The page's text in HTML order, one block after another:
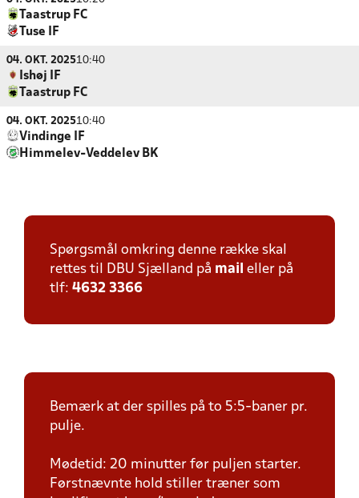
Taastrup FC
Tuse IF
04. OKT. 202510:40
Ishøj IF
Taastrup FC
04. OKT. 202510:40
Vindinge IF
Himmelev-Veddelev BK
Spørgsmål omkring denne række skal
rettes til DBU Sjælland på mail eller på
tlf: 4632 3366
Bemærk at der spilles på to 5:5-baner pr.
pulje.
Mødetid: 20 minutter før puljen starter.
Førstnævnte hold stiller træner som